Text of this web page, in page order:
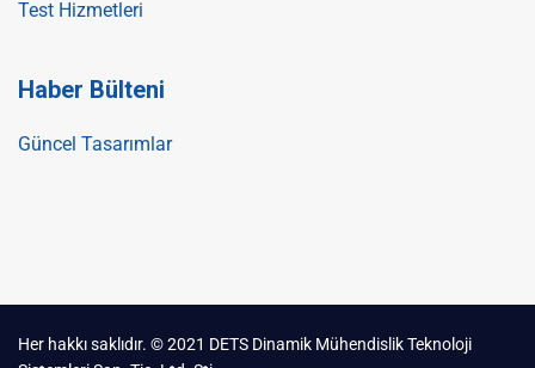
Test Hizmetleri
Haber Bülteni
Güncel Tasarımlar
Her hakkı saklıdır. © 2021 DETS Dinamik Mühendislik Teknoloji